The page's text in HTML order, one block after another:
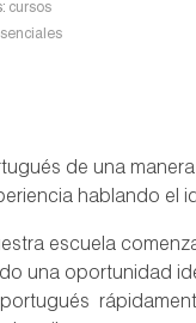
cursos
de una
hablando el
escuela
una oportunidad